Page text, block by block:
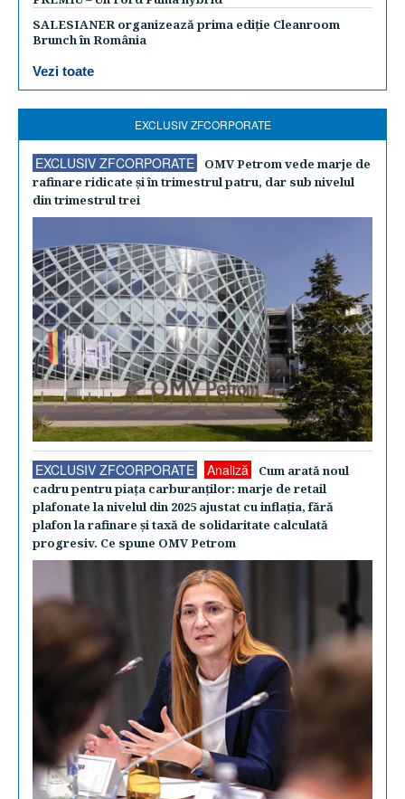
SALESIANER organizează prima ediție Cleanroom
Brunch în România
Vezi toate
EXCLUSIV ZFCORPORATE
EXCLUSIV ZFCORPORATE
OMV Petrom vede marje de
rafinare ridicate şi în trimestrul patru, dar sub nivelul
din trimestrul trei
EXCLUSIV ZFCORPORATE Analiză
Cum arată noul
cadru pentru piaţa carburanţilor: marje de retail
plafonate la nivelul din 2025 ajustat cu inflaţia, fără
plafon la rafinare şi taxă de solidaritate calculată
progresiv. Ce spune OMV Petrom